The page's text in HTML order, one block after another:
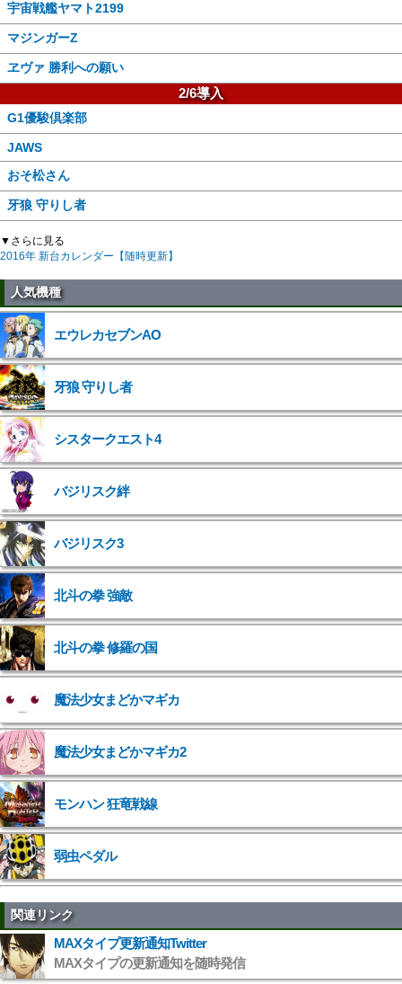
宇宙戦艦ヤマト2199
マジンガーZ
ヱヴァ 勝利への願い
2/6導入
G1優駿倶楽部
JAWS
おそ松さん
牙狼 守りし者
▼さらに見る
2016年 新台カレンダー【随時更新】
人気機種
エウレカセブンAO
牙狼 守りし者
シスタークエスト4
バジリスク絆
バジリスク3
北斗の拳 強敵
北斗の拳 修羅の国
魔法少女まどかマギカ
魔法少女まどかマギカ2
モンハン 狂竜戦線
弱虫ペダル
関連リンク
MAXタイプ更新通知Twitter
MAXタイプの更新通知を随時発信